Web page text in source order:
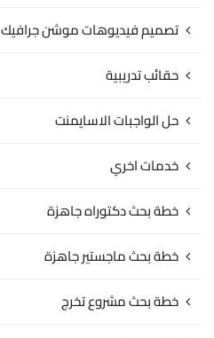
تصميم فيديوهات موشن جرافيك
حقائب تدريبية
حل الواجبات الاسايمنت
خدمات اخري
خطة بحث دكتوراه جاهزة
خطة بحث ماجستير جاهزة
خطة بحث مشروع تخرج